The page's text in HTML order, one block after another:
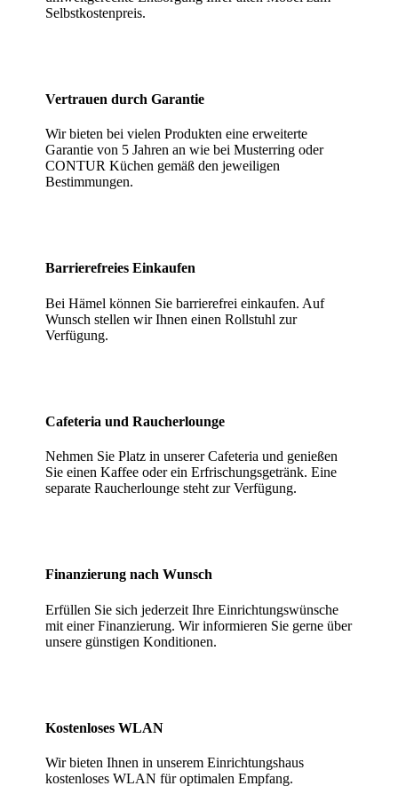
Selbstkostenpreis.
Vertrauen durch Garantie
Wir bieten bei vielen Produkten eine erweiterte
Garantie von 5 Jahren an wie bei Musterring oder
CONTUR Küchen gemäß den jeweiligen
Bestimmungen.
Barrierefreies Einkaufen
Bei Hämel können Sie barrierefrei einkaufen. Auf
Wunsch stellen wir Ihnen einen Rollstuhl zur
Verfügung.
Cafeteria und Raucherlounge
Nehmen Sie Platz in unserer Cafeteria und genießen
Sie einen Kaffee oder ein Erfrischungsgetränk. Eine
separate Raucherlounge steht zur Verfügung.
Finanzierung nach Wunsch
Erfüllen Sie sich jederzeit Ihre Einrichtungswünsche
mit einer Finanzierung. Wir informieren Sie gerne über
unsere günstigen Konditionen.
Kostenloses WLAN
Wir bieten Ihnen in unserem Einrichtungshaus
kostenloses WLAN für optimalen Empfang.